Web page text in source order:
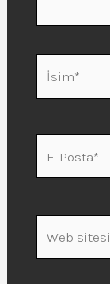
Posta*
sitesi